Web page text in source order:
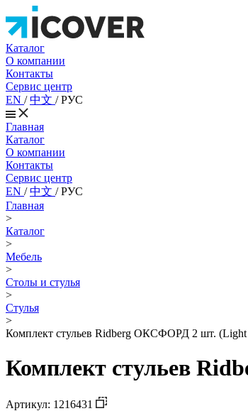
Каталог
О компании
Контакты
Сервис центр
EN /中文 /РУС
Главная
Каталог
О компании
Контакты
Сервис центр
EN /中文 /РУС
Главная
>
Каталог
>
Мебель
>
Столы и стулья
>
Стулья
>
Комплект стульев Ridberg ОКСФОРД 2 шт. (Light
Комплект стульев
Артикул: 1216431